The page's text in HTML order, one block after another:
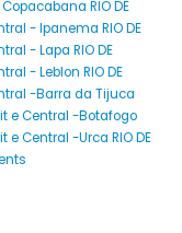
RIO DE
- Ipanema RIO DE
- Lapa RIO DE
- Leblon RIO DE
-Barra da Tijuca
e Central -Botafogo
e Central -Urca RIO DE